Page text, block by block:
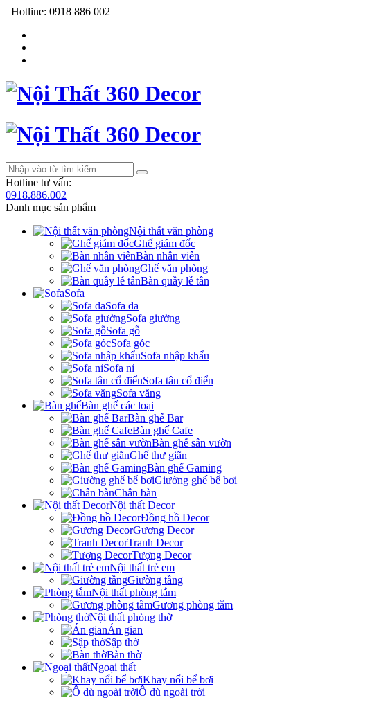
Hotline: 0918 886 002
Hotline tư vấn:
0918.886.002
Danh mục sản phẩm
Nội thất văn phòng
Ghế giám đốc
Bàn nhân viên
Ghế văn phòng
Bàn quầy lễ tân
Sofa
Sofa da
Sofa giường
Sofa gỗ
Sofa góc
Sofa nhập khẩu
Sofa nỉ
Sofa tân cổ điển
Sofa văng
Bàn ghế các loại
Bàn ghế Bar
Bàn ghế Cafe
Bàn ghế sân vườn
Ghế thư giãn
Bàn ghế Gaming
Giường ghế bể bơi
Chân bàn
Nội thất Decor
Đồng hồ Decor
Gương Decor
Tranh Decor
Tượng Decor
Nội thất trẻ em
Giường tầng
Nội thất phòng tắm
Gương phòng tắm
Nội thất phòng thờ
Án gian
Sập thờ
Bàn thờ
Ngoại thất
Khay nổi bể bơi
Ô dù ngoài trời